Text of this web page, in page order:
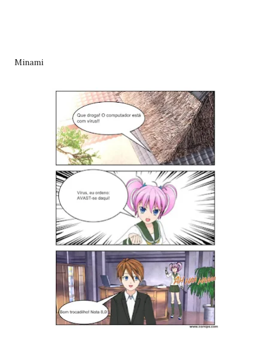
Minami